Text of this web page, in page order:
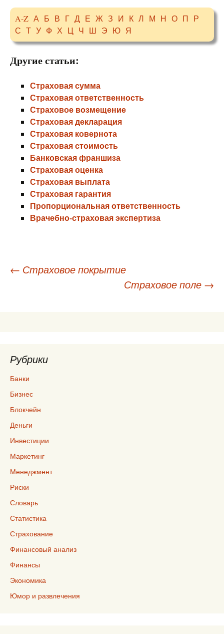
A-Z А Б В Г Д Е Ж З И К Л М Н О П Р
С Т У Ф Х Ц Ч Ш Э Ю Я
Другие статьи:
Страховая сумма
Страховая ответственность
Страховое возмещение
Страховая декларация
Страховая ковернота
Страховая стоимость
Банковская франшиза
Страховая оценка
Страховая выплата
Страховая гарантия
Пропорциональная ответственность
Врачебно-страховая экспертиза
Навигация
← Страховое покрытие
Страховое поле →
Рубрики
Банки
Бизнес
Блокчейн
Деньги
Инвестиции
Маркетинг
Менеджмент
Риски
Словарь
Статистика
Страхование
Финансовый анализ
Финансы
Экономика
Юмор и развлечения